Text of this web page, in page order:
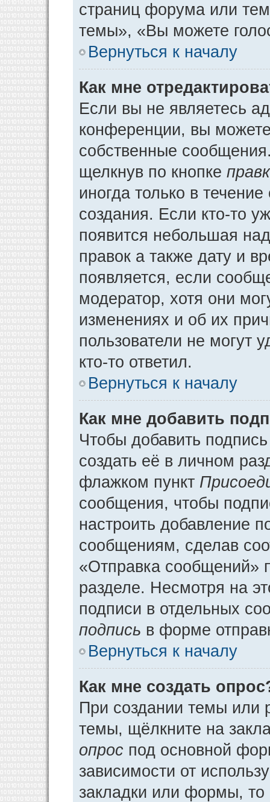
страниц форума или
темы», «Вы можете
Вернуться к началу
Как мне
Если вы не являетесь
конференции, вы можете
собственные
щелкнув по кнопке
иногда только в
создания. Если кто-то
появится небольшая
правок а также дату и
появляется, если
модератор, хотя они
изменениях и об их
пользователи не могут
кто-то ответил.
Вернуться к началу
Как мне добавить
Чтобы добавить
создать её в личном
флажком пункт
сообщения, чтобы
настроить добавление
сообщениям, сделав
«Отправка сообщений»
разделе. Несмотря на
подписи в отдельных
подпись в форме
Вернуться к началу
Как мне создать
При создании темы или
темы, щёлкните на
опрос под основной
зависимости от
закладки или формы, то